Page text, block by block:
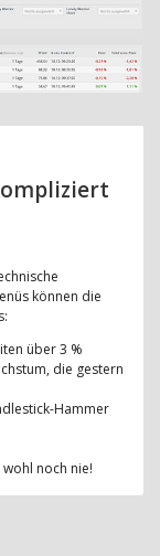
können die
über 3 %
die gestern
Hammer
noch nie!